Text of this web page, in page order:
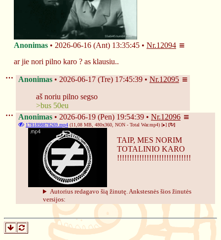
Anonimas 2026-06-16 (Ant) 13:35:45 Nr.12094
ar jie nori pilno karo ? as klausiu..
Anonimas 2026-06-17 (Tre) 17:45:39 Nr.12095
aš noriu pilno segso
>bus 50eu
Anonimas
2026-06-19 (Pen) 19:54:39 Nr.12096
1781898878269.mp4 (11,08 MB, 480x360, NON - Total War.mp4) [▸] [↻]
TAIP, MES NORIM
TOTALINIO KARO
!!!!!!!!!!!!!!!!!!!!!!!!!!!!!!
Autorius redagavo šią žinutę. Ankstesnės šios žinutės
versijos: